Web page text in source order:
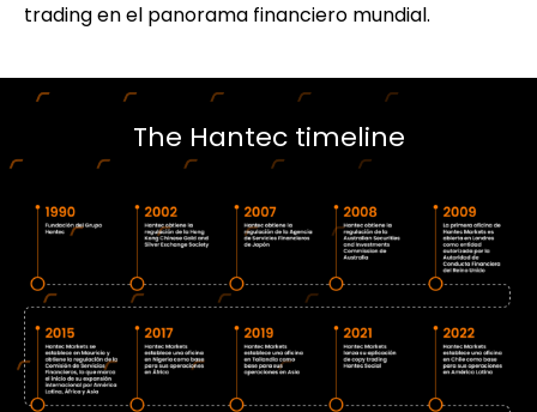
trading en el panorama financiero mundial.
The Hantec timeline